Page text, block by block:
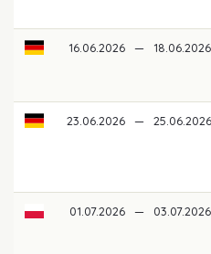
16.06.2026 — 18.06.2026
23.06.2026 — 25.06.2026
01.07.2026 — 03.07.2026